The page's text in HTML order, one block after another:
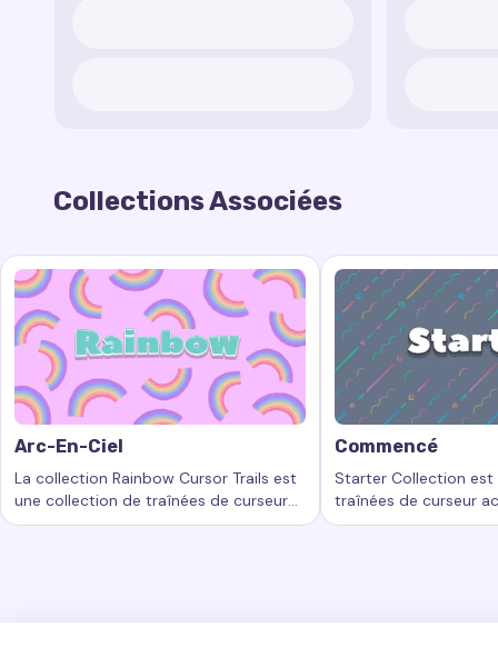
Collections Associées
Arc-En-Ciel
La collection Rainbow Cursor Trails est
une collection de traînées de curseur
passionnantes qui ajoutent un nouveau
Mots-clés :Arc-en-ciel, traînées de curseur
Commencé
Starter Collection
traînées de curseur
ajoutent un nouveau
Mots-clés :